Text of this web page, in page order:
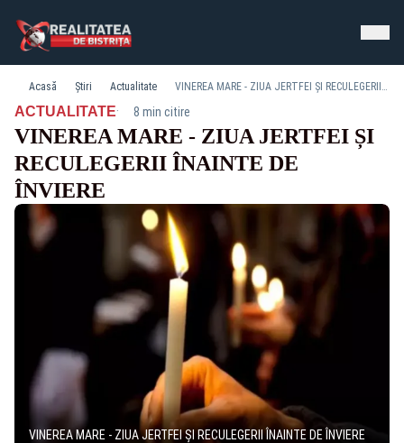
Acasă Știri Actualitate VINEREA MARE - ZIUA JERTFEI ȘI RECULEGERII ÎNAINTE DE ÎNVIERE
ACTUALITATE· 8 min citire
VINEREA MARE - ZIUA JERTFEI ȘI
RECULEGERII ÎNAINTE DE
ÎNVIERE
VINEREA MARE - ZIUA JERTFEI ȘI RECULEGERII ÎNAINTE DE ÎNVIERE